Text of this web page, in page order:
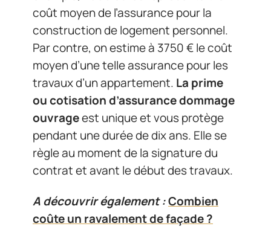
coût moyen de l’assurance pour la
construction de logement personnel.
Par contre, on estime à 3750 € le coût
moyen d’une telle assurance pour les
travaux d’un appartement. La prime
ou cotisation d’assurance dommage
ouvrageest unique et vous protège
pendant une durée de dix ans. Elle se
règle au moment de la signature du
contrat et avant le début des travaux.
A découvrir également :Combien
coûte un ravalement de façade ?